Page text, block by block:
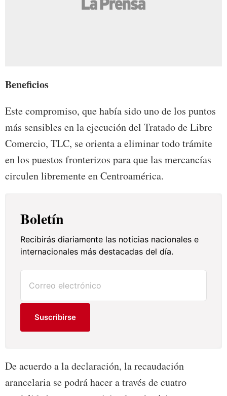
Beneficios
Este compromiso, que había sido uno de los puntos
más sensibles en la ejecución del Tratado de Libre
Comercio, TLC, se orienta a eliminar todo trámite
en los puestos fronterizos para que las mercancías
circulen libremente en Centroamérica.
Boletín
Recibirás diariamente las noticias nacionales e
internacionales más destacadas del día.
Suscribirse
De acuerdo a la declaración, la recaudación
arancelaria se podrá hacer a través de cuatro